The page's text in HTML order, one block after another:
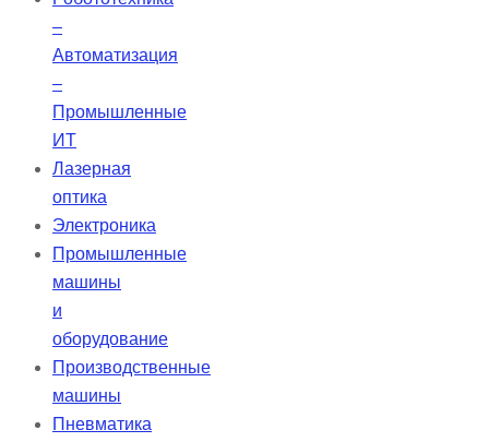
–
Автоматизация
–
Промышленные
ИТ
Лазерная
оптика
Электроника
Промышленные
машины
и
оборудование
Производственные
машины
Пневматика